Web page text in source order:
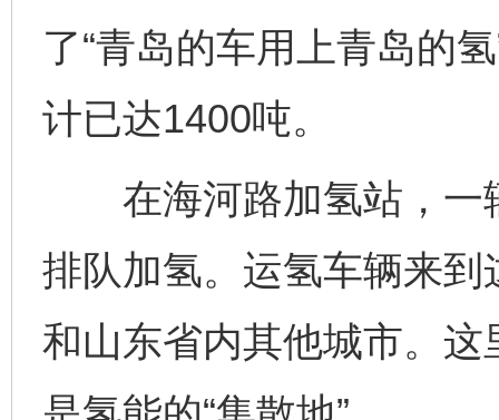
了“青岛的车用上青岛的
计已达1400吨。
在海河路加氢站，一
排队加氢。运氢车辆来
和山东省内其他城市。这